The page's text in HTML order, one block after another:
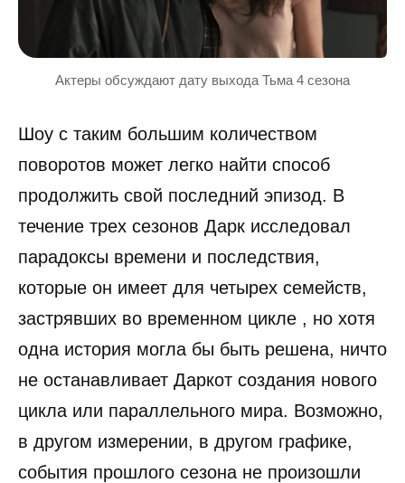
Актеры обсуждают дату выхода Тьма 4 сезона
Шоу с таким большим количеством
поворотов может легко найти способ
продолжить свой последний эпизод. В
течение трех сезонов Дарк исследовал
парадоксы времени и последствия,
которые он имеет для четырех семейств,
застрявших во временном цикле , но хотя
одна история могла бы быть решена, ничто
не останавливает Даркот создания нового
цикла или параллельного мира. Возможно,
в другом измерении, в другом графике,
события прошлого сезона не произошли